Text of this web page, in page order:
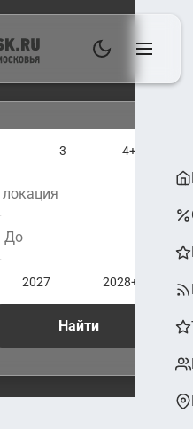
3 4+
До
2027 2028+
Найти